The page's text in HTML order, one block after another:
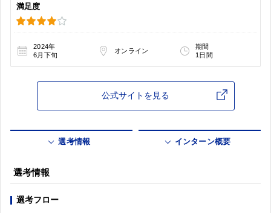
満足度
2024年
6月下旬
オンライン
期間
1日間
公式サイトを見る
選考情報 インターン概要
選考情報
選考フロー